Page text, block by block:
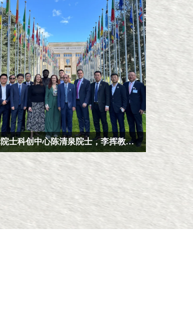
国际院士科创中心陈清泉院士，李挥教授受邀参加，联合国科技委主办的“共建数字世界的信任”峰会